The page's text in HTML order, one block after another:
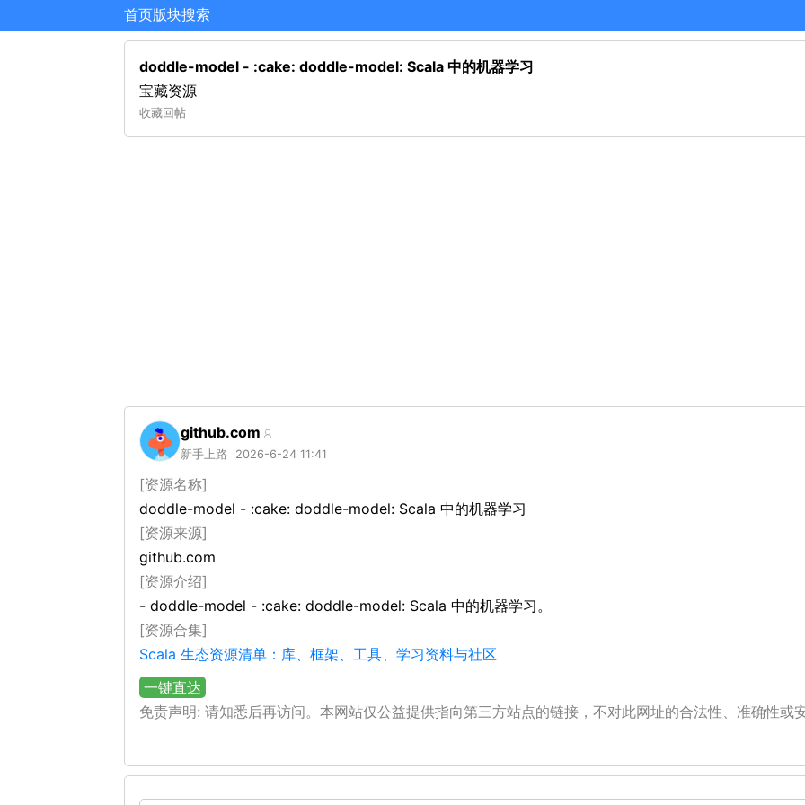
首页版块搜索
doddle-model - :cake: doddle-model: Scala 中的机器学习
宝藏资源
收藏回帖
github.com
新手上路 2026-6-24 11:41
[资源名称]
doddle-model - :cake: doddle-model: Scala 中的机器学习
[资源来源]
github.com
[资源介绍]
- doddle-model - :cake: doddle-model: Scala 中的机器学习。
[资源合集]
Scala 生态资源清单：库、框架、工具、学习资料与社区
一键直达
免责声明: 请知悉后再访问。本网站仅公益提供指向第三方站点的链接，不对此网址的合法性、准确性或